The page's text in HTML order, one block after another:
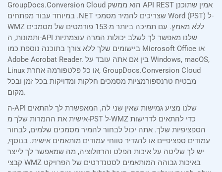
GroupDocs.Conversion Cloud הוא ממשק API REST אמין שתוכנן
במיוחד עבור מפתחים .NET שצריכים להמיר מסמכי Word (PST) ל-
WMZ ללא מאמץ. עם תמיכה ביותר מ-153 פורמטים של מסמכים
ותמונות, ה-API שלנו מאפשר לך לשלב יכולות המרה עוצמתיות
ביישומים שלך ללא צורך בתוכנה נוספת כמו Microsoft Office או
Adobe Acrobat Reader. בין אם אתה עובד על Windows, macOS,
Linux או כל פלטפורמה אחרת, GroupDocs.Conversion Cloud
מבטיח טרנספורמציות מסמכים חלקות ומדויקות בכל זמן ובכל
מקום.
ה-API שלנו מציע גמישות שאין שני לה, המאפשרת לך להתאים
אישית את ההמרות שלך מ-PST ל-WMZ כדי להתאים לדרישות
הספציפיות שלך. אתה יכול לבחור להמיר מסמכים שלמים, לבחור
עמודים ספציפיים או להגדיר טווחי עמודים מותאמים אישית. בנוסף,
יש לך שליטה על איכות הפלט והרזולוציה, מה שמאפשר לך לייצר
קבצי WMZ באיכות גבוהה המותאמים לסטנדרטים של הפרויקט